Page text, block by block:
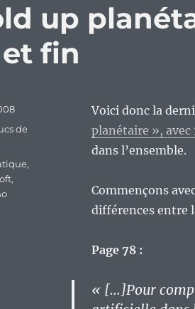
up
fin
Voici donc la
planétaire », avec
dans l’ensemble.
Commençons
différences entre
Page 78 :
« […]Pour
de
,
,